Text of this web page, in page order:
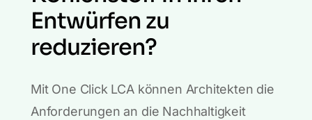
Entwürfen zu
reduzieren?
Mit One Click LCA können Architekten die
Anforderungen an die Nachhaltigkeit